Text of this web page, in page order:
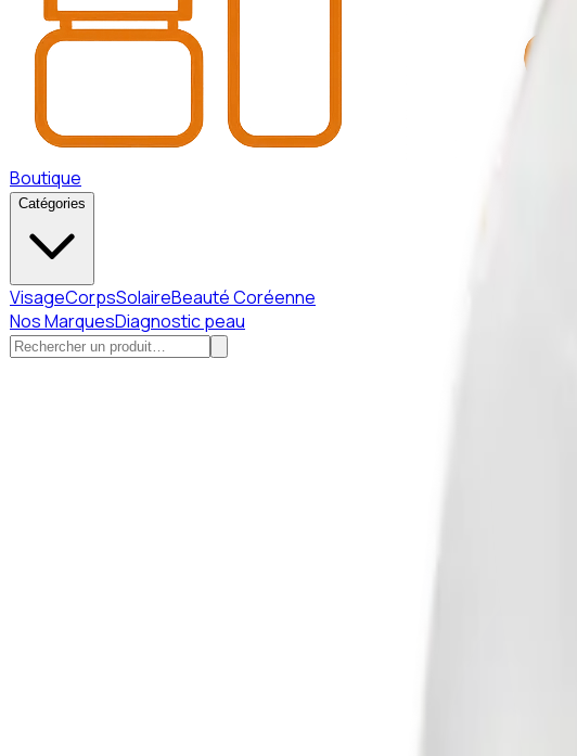
Boutique
Catégories
VisageCorpsSolaireBeauté Coréenne
Nos MarquesDiagnostic peau